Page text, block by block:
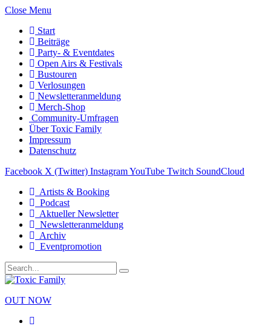
Close Menu
Start
Beiträge
Party- & Eventdates
Open Airs & Festivals
Bustouren
Verlosungen
Newsletteranmeldung
Merch-Shop
Community-Umfragen
Über Toxic Family
Impressum
Datenschutz
Facebook X (Twitter) InstagramYouTube Twitch SoundCloud
Artists & Booking
Podcast
Aktueller Newsletter
Newsletteranmeldung
Archiv
Eventpromotion
OUT NOW